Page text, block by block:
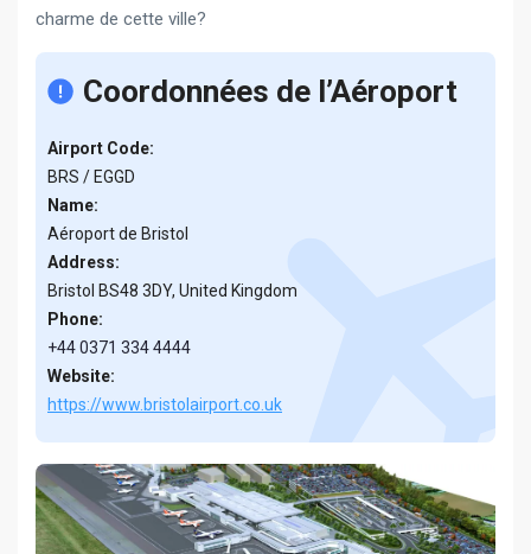
charme de cette ville?
Coordonnées de l’Aéroport
Airport Code:
BRS / EGGD
Name:
Aéroport de Bristol
Address:
Bristol BS48 3DY, United Kingdom
Phone:
+44 0371 334 4444
Website:
https://www.bristolairport.co.uk